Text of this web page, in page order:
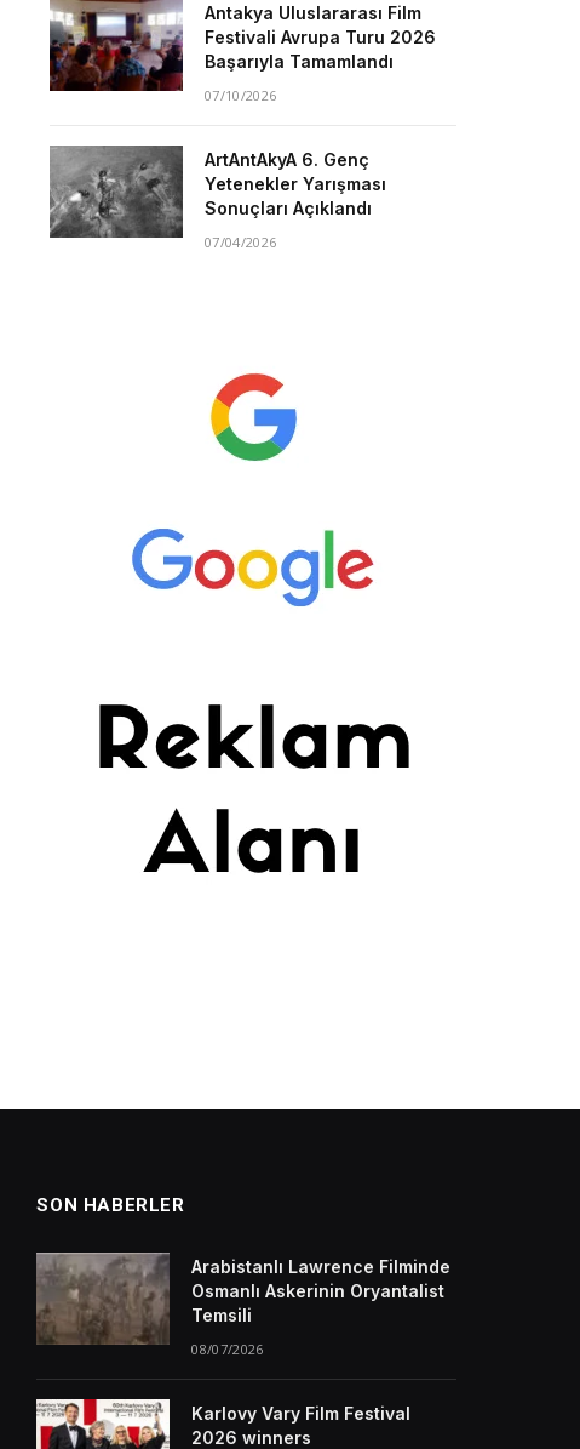
Antakya Uluslararası Film
Festivali Avrupa Turu 2026
Başarıyla Tamamlandı
07/10/2026
ArtAntAkyA 6. Genç
Yetenekler Yarışması
Sonuçları Açıklandı
07/04/2026
SON HABERLER
Arabistanlı Lawrence Filminde
Osmanlı Askerinin Oryantalist
Temsili
08/07/2026
Karlovy Vary Film Festival
2026 winners